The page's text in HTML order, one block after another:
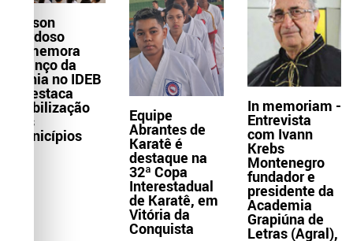
Wilson
Cardoso
comemora
avanço da
Bahia no IDEB
e destaca
mobilização
dos
municípios
Equipe
Abrantes de
Karatê é
destaque na
32ª Copa
Interestadual
de Karatê, em
Vitória da
Conquista
In memoriam -
Entrevista
com Ivann
Krebs
Montenegro
fundador e
presidente da
Academia
Grapiúna de
Letras (Agral),